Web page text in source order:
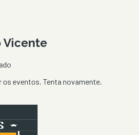
Vicente
eventos. Tenta novamente.